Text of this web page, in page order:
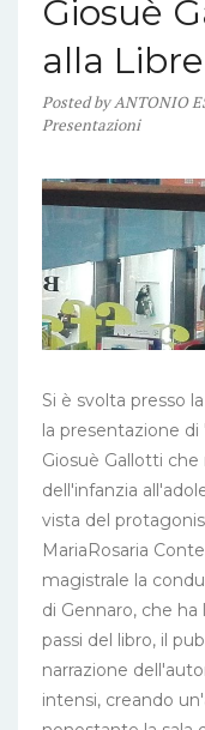
Giosuè
alla
PostedbyANTONIO
Presentazioni
Si è svolta presso
la presentazione
Giosuè Gallotti
dell'infanzia
vista del
MariaRosaria
magistrale la
di Gennaro, che
passi del libro, il
narrazione
intensi, creando